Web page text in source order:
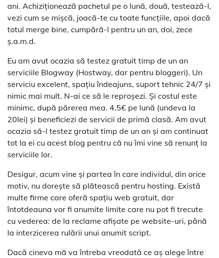
ani. Achiziţionează pachetul pe o lună, două, testează-l,
vezi cum se mişcă, joacă-te cu toate funcţiile, apoi dacă
totul merge bine, cumpără-l pentru un an, doi, zece
ş.a.m.d.
Eu am avut ocazia să testez gratuit timp de un an
serviciile Blogway (Hostway, dar pentru bloggeri). Un
serviciu excelent, spaţiu îndeajuns, suport tehnic 24/7 şi
nimic mai mult. N-ai ce să le reproşezi. Şi costul este
minimc, după părerea mea. 4,5€ pe lună (undeva la
20lei) şi beneficiezi de servicii de primă clasă. Am avut
ocazia să-l testez gratuit timp de un an şi am continuat
tot la ei cu acest blog pentru că nu îmi vine să renunţ la
serviciile lor.
Desigur, acum vine şi partea în care individul, din orice
motiv, nu doreşte să plătească pentru hosting. Există
multe firme care oferă spaţiu web gratuit, dar
întotdeauna vor fi anumite limite care nu pot fi trecute
cu vederea: de la reclame afişate pe website-uri, până
la interzicerea rulării unui anumit script.
Dacă cineva mă va întreba vreodată ce aş alege între